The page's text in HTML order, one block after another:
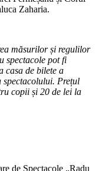
Zaharia.
măsurilor și regulilor
spectacole pot fi
casa de bilete a
spectacolului. Prețul
copii și 20 de lei la
de Spectacole „Radu